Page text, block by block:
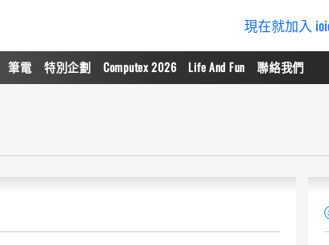
現在就加入
筆電 特別企劃 Computex 2026 Life And Fun 聯絡我們